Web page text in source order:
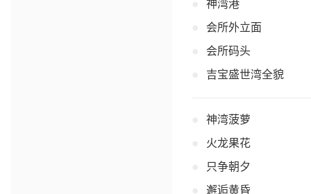
神湾港
会所外立面
会所码头
吉宝盛世湾全貌
神湾菠萝
火龙果花
只争朝夕
邂逅黄昏